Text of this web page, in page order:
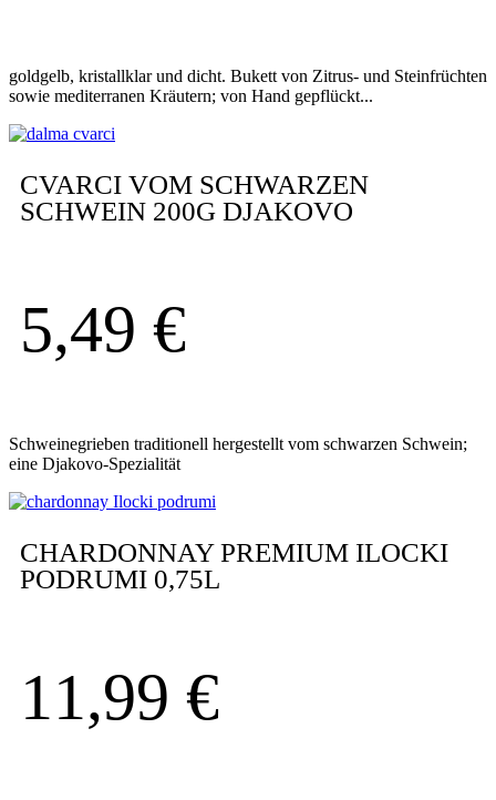
goldgelb, kristallklar und dicht. Bukett von Zitrus- und Steinfrüchten
sowie mediterranen Kräutern; von Hand gepflückt...
CVARCI VOM SCHWARZEN
SCHWEIN 200G DJAKOVO
5,49 €
Schweinegrieben traditionell hergestellt vom schwarzen Schwein;
eine Djakovo-Spezialität
CHARDONNAY PREMIUM ILOCKI
PODRUMI 0,75L
11,99 €